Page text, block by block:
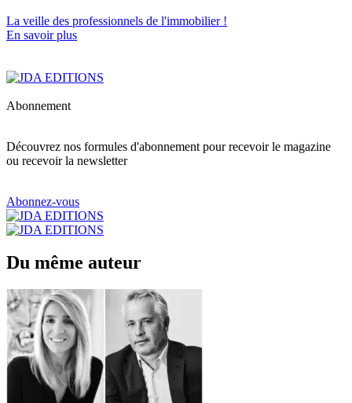
La veille des professionnels de l'immobilier!
En savoir plus
Abonnement
Découvrez nos formules d'abonnement pour recevoir le magazine
ou recevoir la newsletter
Abonnez-vous
Du même auteur